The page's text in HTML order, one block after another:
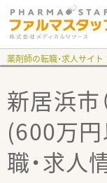
薬剤師の転職・求人サイ
新居浜市
(600万
職・求人